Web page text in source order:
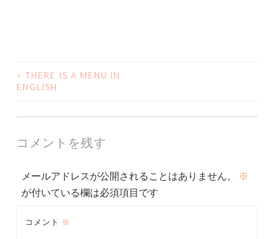
投
ゲ
< THERE IS A MENU IN
ENGLISH
コメントを残す
メールアドレスが公開されることはありません。
※
が付いている欄は必須項目です
コメント ※